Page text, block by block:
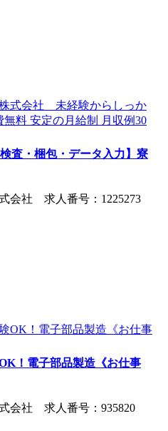
査・梱包・データ入力】寮
会社 求人番号：1225273
！電子部品製造《お仕事
会社 求人番号：935820